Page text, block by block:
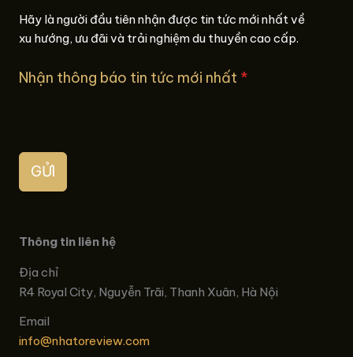
Hãy là người đầu tiên nhận được tin tức mới nhất về
xu hướng, ưu đãi và trải nghiệm du thuyền cao cấp.
Nhận thông báo tin tức mới nhất *
GỬI
Thông tin liên hệ
Địa chỉ
R4 Royal City, Nguyễn Trãi, Thanh Xuân, Hà Nội
Email
info@nhatoreview.com